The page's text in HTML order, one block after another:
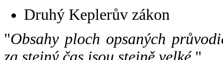
Druhý Keplerův zákon
"Obsahy ploch opsaných